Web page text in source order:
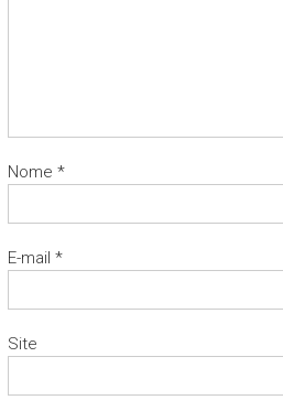
Nome *
E-mail *
Site